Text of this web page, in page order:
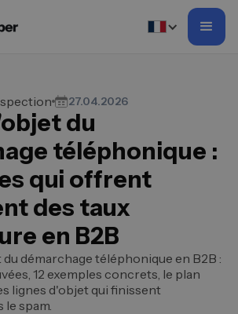
27.04.2026
du
téléphonique :
qui offrent
des taux
en B2B
démarchage téléphonique en B2B :
12 exemples concrets, le plan
lignes d'objet qui finissent
spam.